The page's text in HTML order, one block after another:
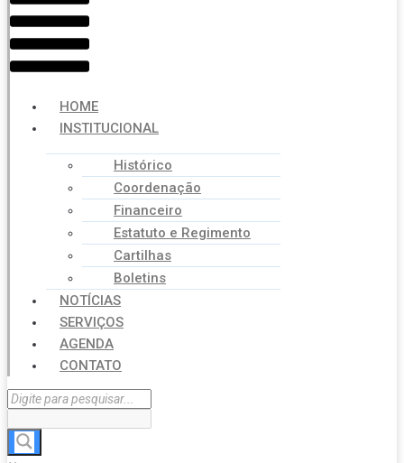
HOME
INSTITUCIONAL
Histórico
Coordenação
Financeiro
Estatuto e Regimento
Cartilhas
Boletins
NOTÍCIAS
SERVIÇOS
AGENDA
CONTATO